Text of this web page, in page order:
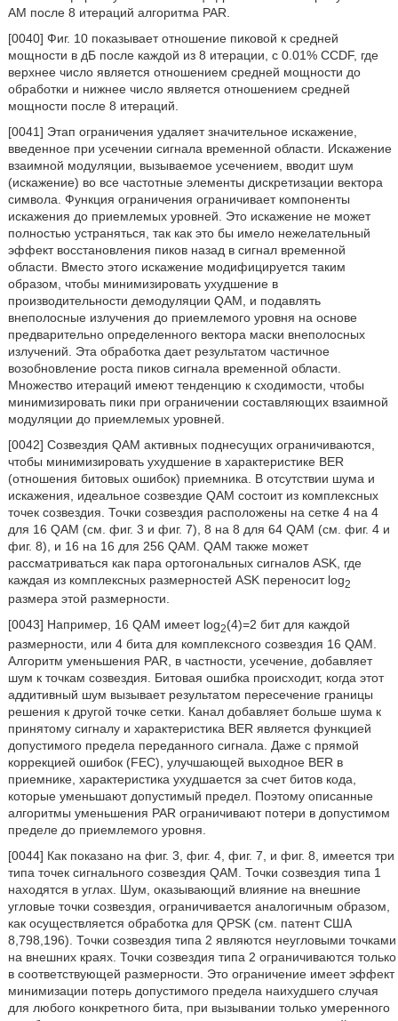
AM после 8 итераций алгоритма PAR.
[0040] Фиг. 10 показывает отношение пиковой к средней
мощности в дБ после каждой из 8 итерации, с 0.01% CCDF, где
верхнее число является отношением средней мощности до
обработки и нижнее число является отношением средней
мощности после 8 итераций.
[0041] Этап ограничения удаляет значительное искажение,
введенное при усечении сигнала временной области. Искажение
взаимной модуляции, вызываемое усечением, вводит шум
(искажение) во все частотные элементы дискретизации вектора
символа. Функция ограничения ограничивает компоненты
искажения до приемлемых уровней. Это искажение не может
полностью устраняться, так как это бы имело нежелательный
эффект восстановления пиков назад в сигнал временной
области. Вместо этого искажение модифицируется таким
образом, чтобы минимизировать ухудшение в
производительности демодуляции QAM, и подавлять
внеполосные излучения до приемлемого уровня на основе
предварительно определенного вектора маски внеполосных
излучений. Эта обработка дает результатом частичное
возобновление роста пиков сигнала временной области.
Множество итераций имеют тенденцию к сходимости, чтобы
минимизировать пики при ограничении составляющих взаимной
модуляции до приемлемых уровней.
[0042] Созвездия QAM активных поднесущих ограничиваются,
чтобы минимизировать ухудшение в характеристике BER
(отношения битовых ошибок) приемника. В отсутствии шума и
искажения, идеальное созвездие QAM состоит из комплексных
точек созвездия. Точки созвездия расположены на сетке 4 на 4
для 16 QAM (см. фиг. 3 и фиг. 7), 8 на 8 для 64 QAM (см. фиг. 4 и
фиг. 8), и 16 на 16 для 256 QAM. QAM также может
рассматриваться как пара ортогональных сигналов ASK, где
каждая из комплексных размерностей ASK переносит log2
размера этой размерности.
[0043] Например, 16 QAM имеет log2(4)=2 бит для каждой
размерности, или 4 бита для комплексного созвездия 16 QAM.
Алгоритм уменьшения PAR, в частности, усечение, добавляет
шум к точкам созвездия. Битовая ошибка происходит, когда этот
аддитивный шум вызывает результатом пересечение границы
решения к другой точке сетки. Канал добавляет больше шума к
принятому сигналу и характеристика BER является функцией
допустимого предела переданного сигнала. Даже с прямой
коррекцией ошибок (FEC), улучшающей выходное BER в
приемнике, характеристика ухудшается за счет битов кода,
которые уменьшают допустимый предел. Поэтому описанные
алгоритмы уменьшения PAR ограничивают потери в допустимом
пределе до приемлемого уровня.
[0044] Как показано на фиг. 3, фиг. 4, фиг. 7, и фиг. 8, имеется три
типа точек сигнального созвездия QAM. Точки созвездия типа 1
находятся в углах. Шум, оказывающий влияние на внешние
угловые точки созвездия, ограничивается аналогичным образом,
как осуществляется обработка для QPSK (см. патент США
8,798,196). Точки созвездия типа 2 являются неугловыми точками
на внешних краях. Точки созвездия типа 2 ограничиваются только
в соответствующей размерности. Это ограничение имеет эффект
минимизации потерь допустимого предела наихудшего случая
для любого конкретного бита, при вызывании только умеренного